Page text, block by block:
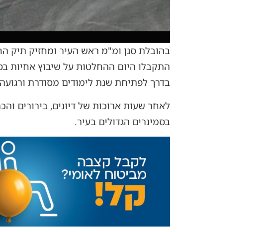
בהובלת סגן ומ"מ ראש העיר ומחזיק תיק
התקבלו היום ההחלטות על שיבוץ אחיות
בדרך לפתיחת שנת לימודים מסודרת
לאחר שעות ארוכות של דיונים, בירורים
בסמינרים הגדולים בעיר.